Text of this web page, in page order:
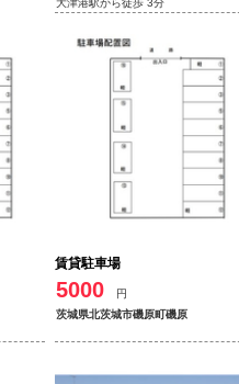
大津港駅から徒歩 3分
賃貸駐車場
5000
円
茨城県北茨城市磯原町磯原